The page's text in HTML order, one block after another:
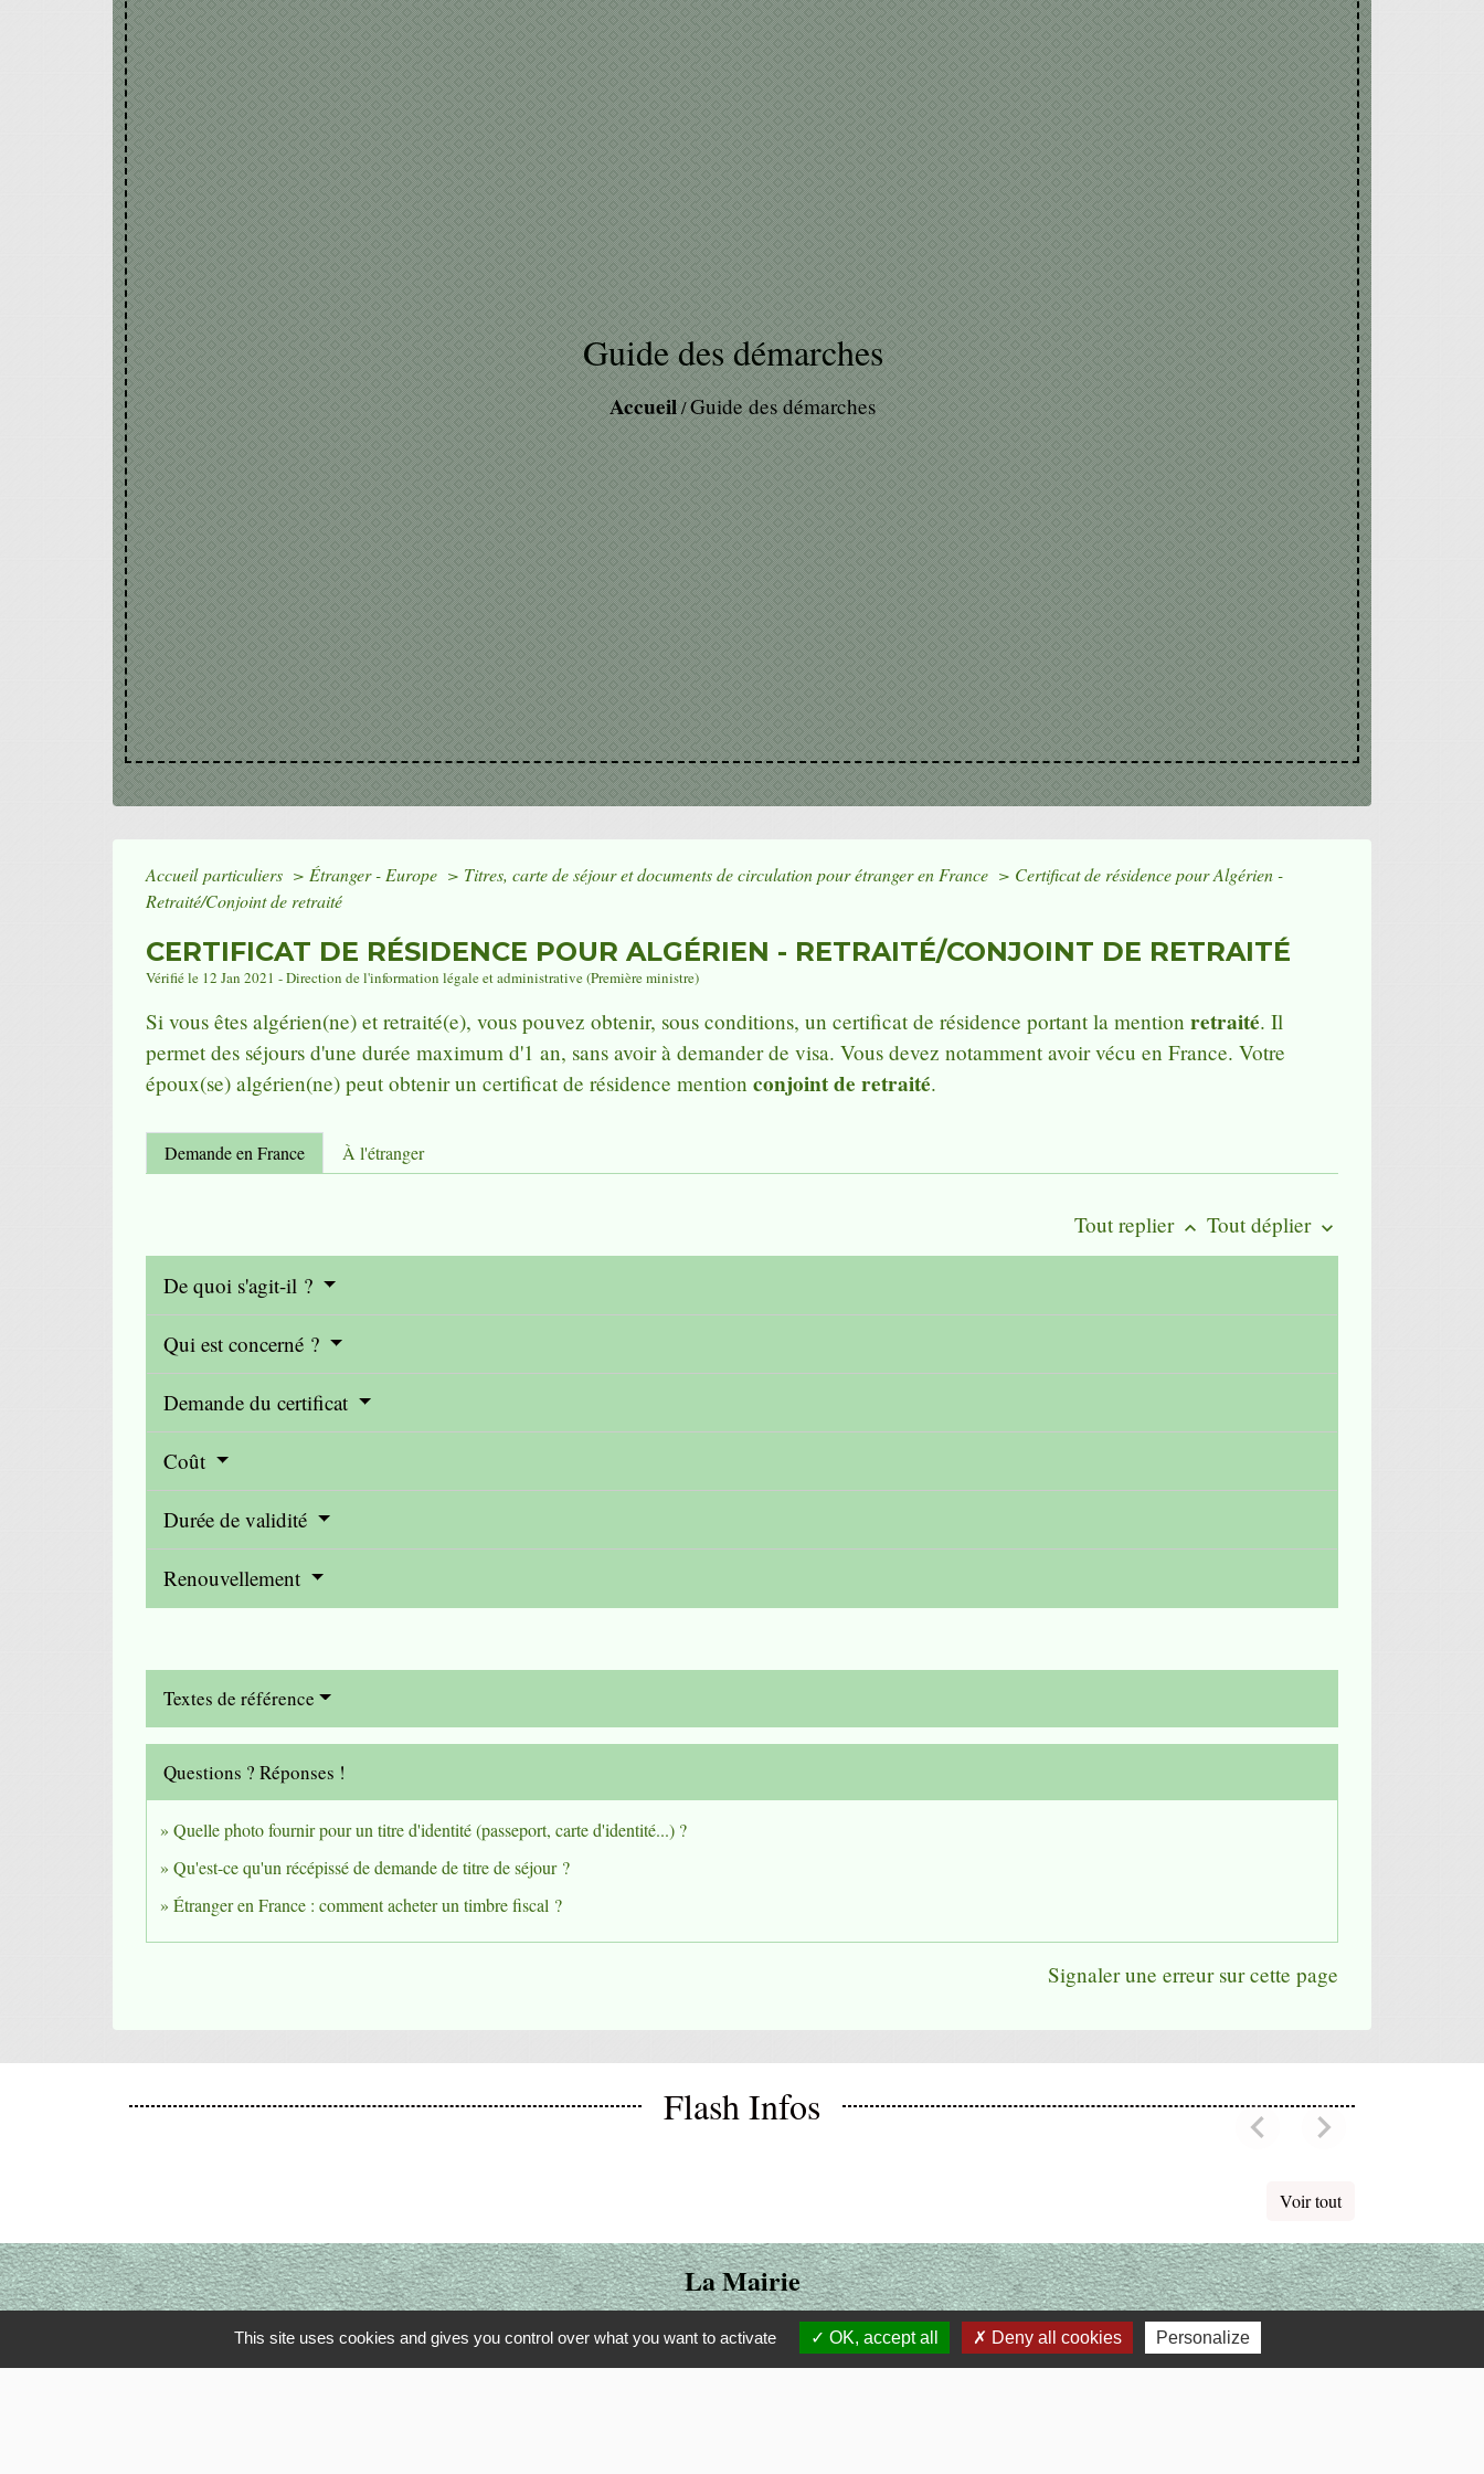
Guide des démarches
Accueil/Guide des démarches
Accueil particuliers > Étranger - Europe > Titres, carte de séjour et documents de circulation pour étranger en France > Certificat de résidence pour Algérien -
Retraité/Conjoint de retraité
CERTIFICAT DE RÉSIDENCE POUR ALGÉRIEN - RETRAITÉ/CONJOINT DE RETRAITÉ
Vérifié le 12 Jan 2021 - Direction de l'information légale et administrative (Première ministre)
Si vous êtes algérien(ne) et retraité(e), vous pouvez obtenir, sous conditions, un certificat de résidence portant la mention retraité. Il
permet des séjours d'une durée maximum d'1 an, sans avoir à demander de visa. Vous devez notamment avoir vécu en France. Votre
époux(se) algérien(ne) peut obtenir un certificat de résidence mention conjoint de retraité.
Demande en France À l'étranger
Tout replier keyboard_arrow_up Tout déplier keyboard_arrow_down
De quoi s'agit-il ?
Qui est concerné ?
Demande du certificat
Coût
Durée de validité
Renouvellement
Textes de référence
Questions ? Réponses !
Quelle photo fournir pour un titre d'identité (passeport, carte d'identité...) ?
Qu'est-ce qu'un récépissé de demande de titre de séjour ?
Étranger en France : comment acheter un timbre fiscal ?
Signaler une erreur sur cette page
Flash Infos chevron_leftPreviouschevron_rightNext
Voir tout
La Mairie
Commune de Fouquerolles
2, Grande Rue
This site uses cookies and gives you control over what you want to activate OK, accept all Deny all cookies Personalize